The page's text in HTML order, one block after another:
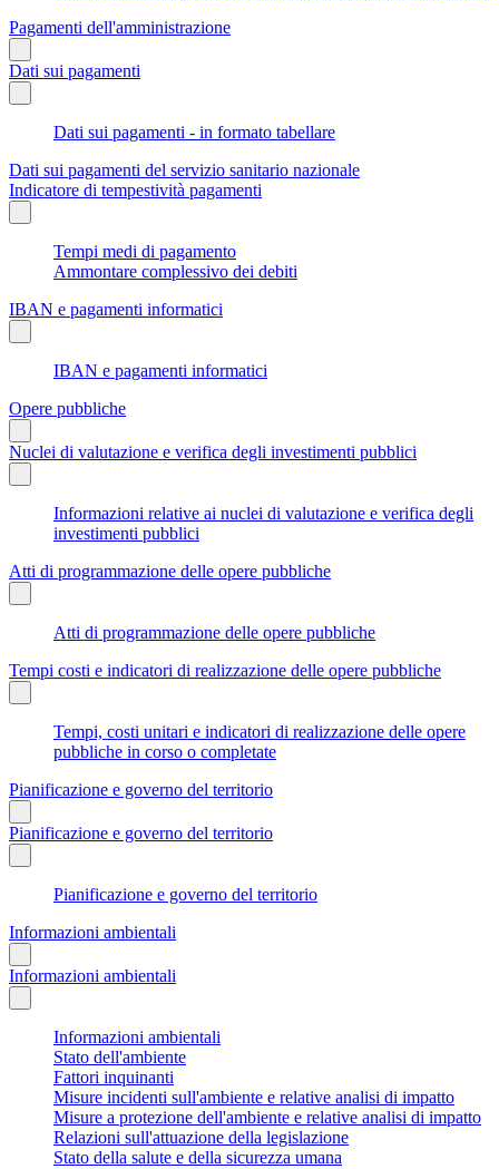
Pagamenti dell'amministrazione
Dati sui pagamenti
Dati sui pagamenti - in formato tabellare
Dati sui pagamenti del servizio sanitario nazionale
Indicatore di tempestività pagamenti
Tempi medi di pagamento
Ammontare complessivo dei debiti
IBAN e pagamenti informatici
IBAN e pagamenti informatici
Opere pubbliche
Nuclei di valutazione e verifica degli investimenti pubblici
Informazioni relative ai nuclei di valutazione e verifica degli
investimenti pubblici
Atti di programmazione delle opere pubbliche
Atti di programmazione delle opere pubbliche
Tempi costi e indicatori di realizzazione delle opere pubbliche
Tempi, costi unitari e indicatori di realizzazione delle opere
pubbliche in corso o completate
Pianificazione e governo del territorio
Pianificazione e governo del territorio
Pianificazione e governo del territorio
Informazioni ambientali
Informazioni ambientali
Informazioni ambientali
Stato dell'ambiente
Fattori inquinanti
Misure incidenti sull'ambiente e relative analisi di impatto
Misure a protezione dell'ambiente e relative analisi di impatto
Relazioni sull'attuazione della legislazione
Stato della salute e della sicurezza umana